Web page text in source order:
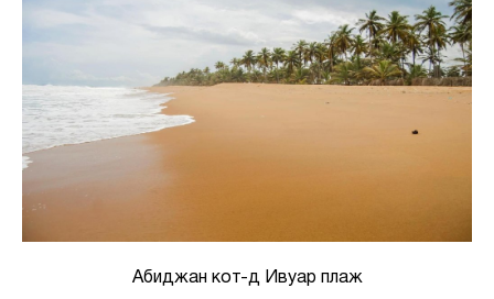
Абиджан кот-д Ивуар плаж